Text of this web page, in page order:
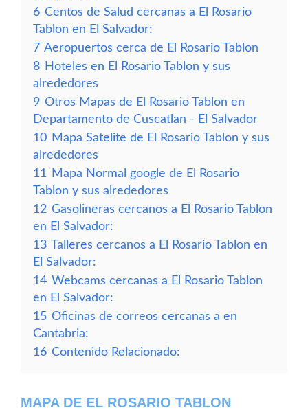
6 Centos de Salud cercanas a El Rosario
Tablon en El Salvador:
7 Aeropuertos cerca de El Rosario Tablon
8 Hoteles en El Rosario Tablon y sus
alrededores
9 Otros Mapas de El Rosario Tablon en
Departamento de Cuscatlan - El Salvador
10 Mapa Satelite de El Rosario Tablon y sus
alrededores
11
Mapa Normal google de El Rosario
Tablon y sus alrededores
12 Gasolineras cercanos a El Rosario Tablon
en El Salvador:
13 Talleres cercanos a El Rosario Tablon en
El Salvador:
14 Webcams cercanas a El Rosario Tablon
en El Salvador:
15 Oficinas de correos cercanas a en
Cantabria:
16 Contenido Relacionado:
MAPA DE EL ROSARIO TABLON